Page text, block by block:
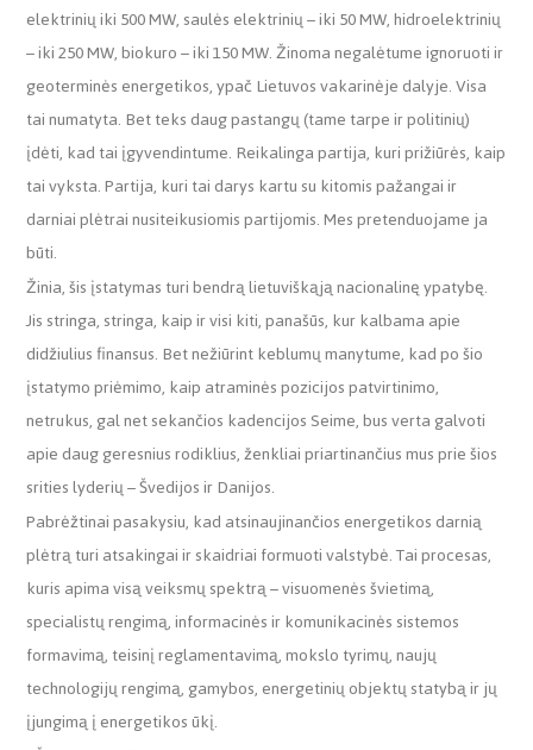
elektrinių iki 500 MW, saulės elektrinių – iki 50 MW, hidroelektrinių
– iki 250 MW, biokuro – iki 150 MW. Žinoma negalėtume ignoruoti ir
geoterminės energetikos, ypač Lietuvos vakarinėje dalyje. Visa
tai numatyta. Bet teks daug pastangų (tame tarpe ir politinių)
įdėti, kad tai įgyvendintume. Reikalinga partija, kuri prižiūrės, kaip
tai vyksta. Partija, kuri tai darys kartu su kitomis pažangai ir
darniai plėtrai nusiteikusiomis partijomis. Mes pretenduojame ja
būti.
Žinia, šis įstatymas turi bendrą lietuviškąją nacionalinę ypatybę.
Jis stringa, stringa, kaip ir visi kiti, panašūs, kur kalbama apie
didžiulius finansus. Bet nežiūrint keblumų manytume, kad po šio
įstatymo priėmimo, kaip atraminės pozicijos patvirtinimo,
netrukus, gal net sekančios kadencijos Seime, bus verta galvoti
apie daug geresnius rodiklius, ženkliai priartinančius mus prie šios
srities lyderių – Švedijos ir Danijos.
Pabrėžtinai pasakysiu, kad atsinaujinančios energetikos darnią
plėtrą turi atsakingai ir skaidriai formuoti valstybė. Tai procesas,
kuris apima visą veiksmų spektrą – visuomenės švietimą,
specialistų rengimą, informacinės ir komunikacinės sistemos
formavimą, teisinį reglamentavimą, mokslo tyrimų, naujų
technologijų rengimą, gamybos, energetinių objektų statybą ir jų
įjungimą į energetikos ūkį.